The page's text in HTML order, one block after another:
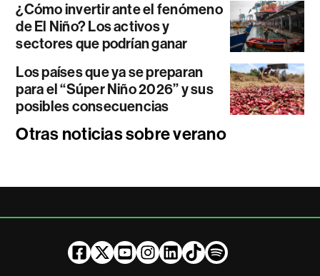
¿Cómo invertir ante el fenómeno
de El Niño? Los activos y
sectores que podrían ganar
Los países que ya se preparan
para el “Súper Niño 2026” y sus
posibles consecuencias
Otras noticias sobre verano